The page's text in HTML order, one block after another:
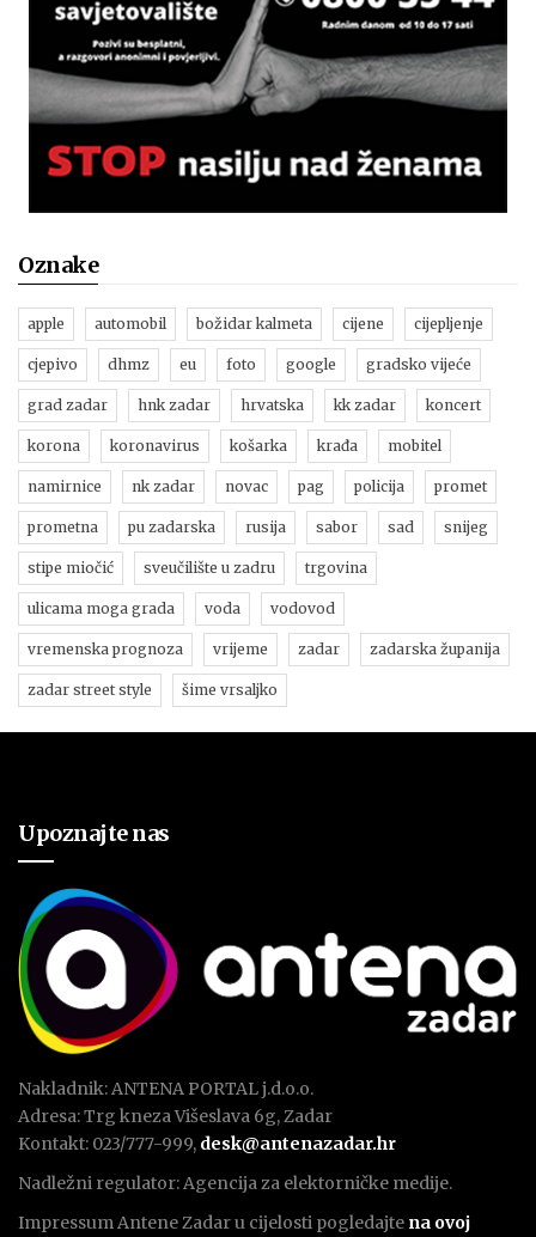
Oznake
apple automobil božidar kalmeta cijene cijepljenje
cjepivo dhmz eu foto google gradsko vijeće
grad zadar hnk zadar hrvatska kk zadar koncert
korona koronavirus košarka krađa mobitel
namirnice nk zadar novac pag policija promet
prometna pu zadarska rusija sabor sad snijeg
stipe miočić sveučilište u zadru trgovina
ulicama moga grada voda vodovod
vremenska prognoza vrijeme zadar zadarska županija
zadar street style šime vrsaljko
Upoznajte nas
Nakladnik: ANTENA PORTAL j.d.o.o.
Adresa: Trg kneza Višeslava 6g, Zadar
Kontakt: 023/777-999, desk@antenazadar.hr
Nadležni regulator: Agencija za elektorničke medije.
Impressum Antene Zadar u cijelosti pogledajte na ovoj